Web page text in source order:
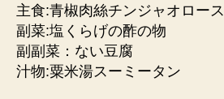
主食:青椒肉絲チンジャオロース
副菜:塩くらげの酢の物
副副菜：ない豆腐
汁物:粟米湯スーミータン